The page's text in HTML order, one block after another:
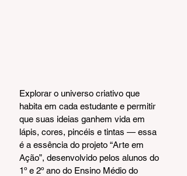
Explorar o universo criativo que
habita em cada estudante e permitir
que suas ideias ganhem vida em
lápis, cores, pincéis e tintas — essa
é a essência do projeto “Arte em
Ação”, desenvolvido pelos alunos do
1º e 2º ano do Ensino Médio do